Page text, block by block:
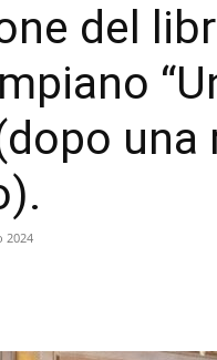
del
una
2024